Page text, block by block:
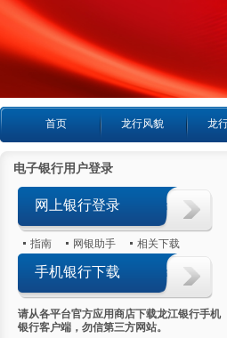
首页 龙行风貌 龙
电子银行用户登录
网上银行登录
指南 网银助手 相关下载
手机银行下载
请从各平台官方应用商店下载龙江银行手机
银行客户端，勿信第三方网站。
24小时客服热线